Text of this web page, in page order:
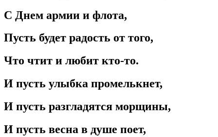
С Днем армии и флота,
Пусть будет радость от того,
Что чтит и любит кто-то.
И пусть улыбка промелькнет,
И пусть разгладятся морщины,
И пусть весна в душе поет,